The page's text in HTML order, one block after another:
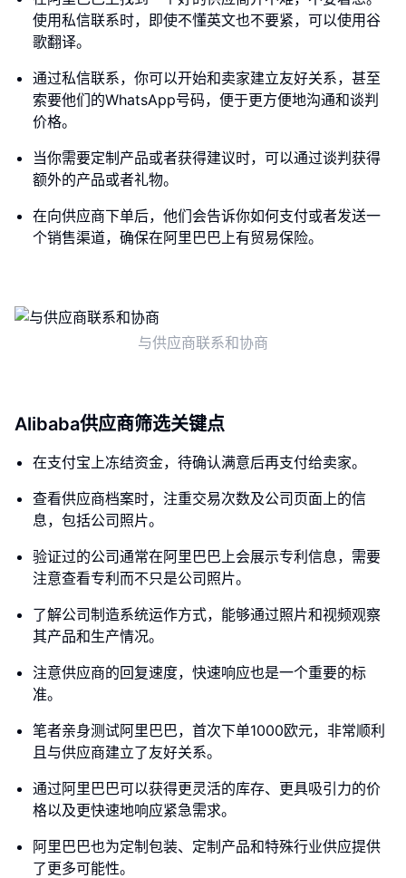
使用私信联系时，即使不懂英文也不要紧，可以使用谷
歌翻译。
通过私信联系，你可以开始和卖家建立友好关系，甚至
索要他们的WhatsApp号码，便于更方便地沟通和谈判
价格。
当你需要定制产品或者获得建议时，可以通过谈判获得
额外的产品或者礼物。
在向供应商下单后，他们会告诉你如何支付或者发送一
个销售渠道，确保在阿里巴巴上有贸易保险。
与供应商联系和协商
Alibaba供应商筛选关键点
在支付宝上冻结资金，待确认满意后再支付给卖家。
查看供应商档案时，注重交易次数及公司页面上的信
息，包括公司照片。
验证过的公司通常在阿里巴巴上会展示专利信息，需要
注意查看专利而不只是公司照片。
了解公司制造系统运作方式，能够通过照片和视频观察
其产品和生产情况。
注意供应商的回复速度，快速响应也是一个重要的标
准。
笔者亲身测试阿里巴巴，首次下单1000欧元，非常顺利
且与供应商建立了友好关系。
通过阿里巴巴可以获得更灵活的库存、更具吸引力的价
格以及更快速地响应紧急需求。
阿里巴巴也为定制包装、定制产品和特殊行业供应提供
了更多可能性。